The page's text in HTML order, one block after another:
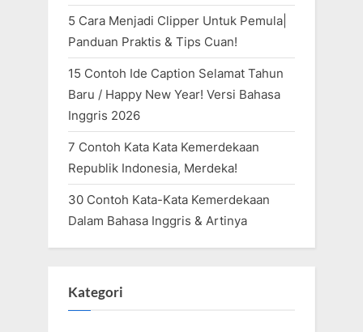
5 Cara Menjadi Clipper Untuk Pemula|
Panduan Praktis & Tips Cuan!
15 Contoh Ide Caption Selamat Tahun
Baru / Happy New Year! Versi Bahasa
Inggris 2026
7 Contoh Kata Kata Kemerdekaan
Republik Indonesia, Merdeka!
30 Contoh Kata-Kata Kemerdekaan
Dalam Bahasa Inggris & Artinya
Kategori